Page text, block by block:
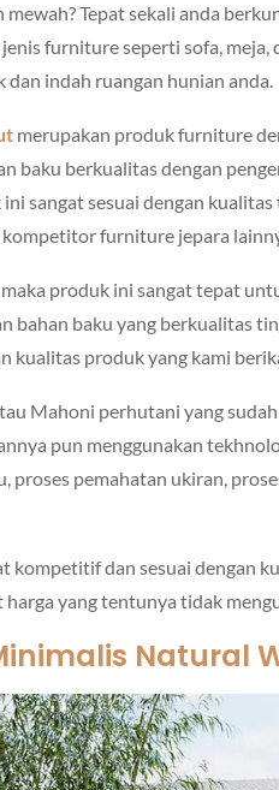
Tepat sekali anda
furniture seperti sofa, meja,
dan indah ruangan hunian anda.
merupakan produk furniture
baku berkualitas dengan
sangat sesuai dengan
furniture jepara
maka produk ini sangat tepat
bahan baku yang berkualitas
kualitas produk yang kami
Mahoni perhutani yang
pun menggunakan
pemahatan ukiran,
kompetitif dan sesuai dengan
yang tentunya tidak
Natural